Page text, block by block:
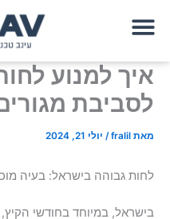
לתוכן
איך למנוע
לסביבת
מאת fralil
/ יולי 21, 2024
לחות גבוהה בישראל: בעיה
בישראל, במיוחד בחודשי